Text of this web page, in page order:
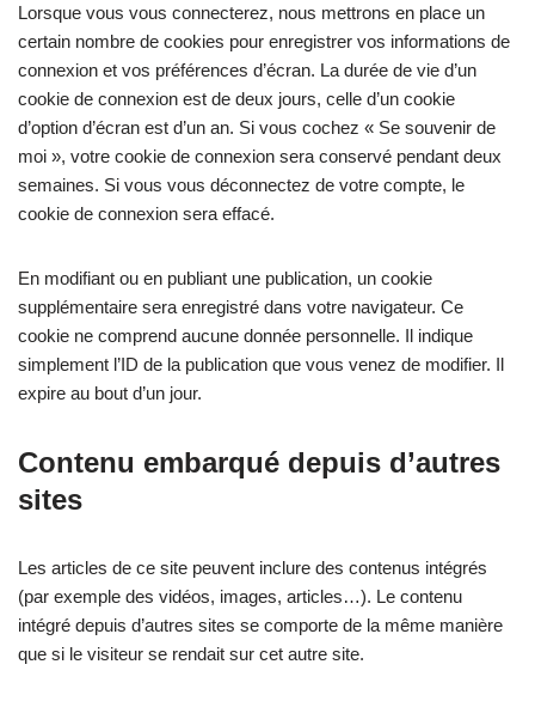
Lorsque vous vous connecterez, nous mettrons en place un
certain nombre de cookies pour enregistrer vos informations de
connexion et vos préférences d’écran. La durée de vie d’un
cookie de connexion est de deux jours, celle d’un cookie
d’option d’écran est d’un an. Si vous cochez « Se souvenir de
moi », votre cookie de connexion sera conservé pendant deux
semaines. Si vous vous déconnectez de votre compte, le
cookie de connexion sera effacé.
En modifiant ou en publiant une publication, un cookie
supplémentaire sera enregistré dans votre navigateur. Ce
cookie ne comprend aucune donnée personnelle. Il indique
simplement l’ID de la publication que vous venez de modifier. Il
expire au bout d’un jour.
Contenu embarqué depuis d’autres
sites
Les articles de ce site peuvent inclure des contenus intégrés
(par exemple des vidéos, images, articles…). Le contenu
intégré depuis d’autres sites se comporte de la même manière
que si le visiteur se rendait sur cet autre site.